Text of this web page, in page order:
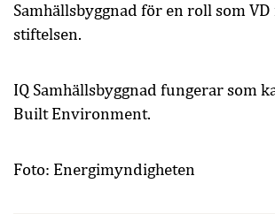
Samhällsbyggnad för en roll som
stiftelsen.
IQ Samhällsbyggnad fungerar som
Built Environment.
Foto: Energimyndigheten